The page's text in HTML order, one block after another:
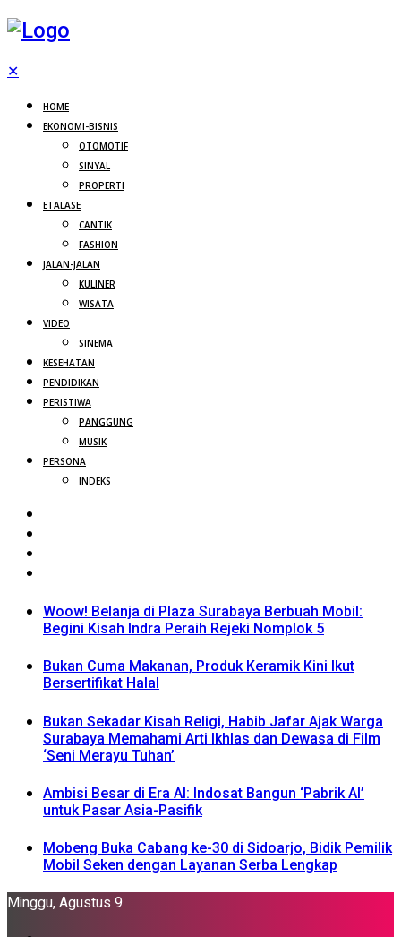
✕
HOME
EKONOMI-BISNIS
OTOMOTIF
SINYAL
PROPERTI
ETALASE
CANTIK
FASHION
JALAN-JALAN
KULINER
WISATA
VIDEO
SINEMA
KESEHATAN
PENDIDIKAN
PERISTIWA
PANGGUNG
MUSIK
PERSONA
INDEKS
Woow! Belanja di Plaza Surabaya Berbuah Mobil:
Begini Kisah Indra Peraih Rejeki Nomplok 5
Bukan Cuma Makanan, Produk Keramik Kini Ikut
Bersertifikat Halal
Bukan Sekadar Kisah Religi, Habib Jafar Ajak Warga
Surabaya Memahami Arti Ikhlas dan Dewasa di Film
‘Seni Merayu Tuhan’
Ambisi Besar di Era AI: Indosat Bangun ‘Pabrik AI’
untuk Pasar Asia-Pasifik
Mobeng Buka Cabang ke-30 di Sidoarjo, Bidik Pemilik
Mobil Seken dengan Layanan Serba Lengkap
Minggu, Agustus 9